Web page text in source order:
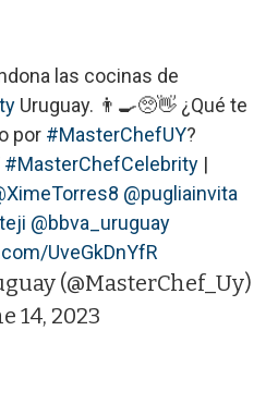
las cocinas de
Uruguay. 👨‍🍳🥺👋 ¿Qué te
por #MasterChefUY?
#MasterChefCelebrity |
@pugliainvita
@bbva_uruguay
UveGkDnYfR
(@MasterChef_Uy)
14, 2023